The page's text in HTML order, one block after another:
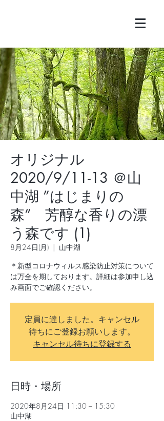
オリジナル
2020/9/11-13 ＠山
中湖 ”はじまりの
森” 芳醇な香りの漂
う森です (1)
8月24日(月)
  |
山中湖
＊新型コロナウィルス感染防止対策について
は万全を期しております。詳細は参加申し込
み画面でご確認ください。
定員に達しました。キャンセル
待ちにご登録お願いします。
キャンセル待ちに登録する
日時・場所
2020年8月24日 11:30 – 15:30
山中湖